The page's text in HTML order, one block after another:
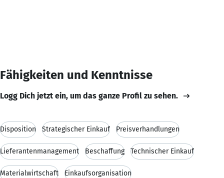
Fähigkeiten und Kenntnisse
Logg Dich jetzt ein, um das ganze Profil zu sehen.
Disposition Strategischer Einkauf Preisverhandlungen
Lieferantenmanagement Beschaffung Technischer Einkauf
Materialwirtschaft Einkaufsorganisation